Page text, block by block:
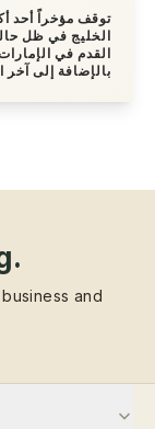
توقف مؤخراً أحد
الخليج في ظل
القدم في
بالإضافة إلى
and